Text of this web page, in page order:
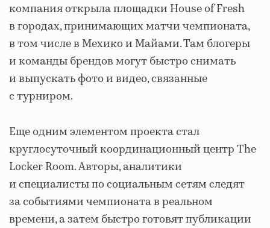
компания открыла площадки House of Fresh
в городах, принимающих матчи чемпионата,
в том числе в Мехико и Майами. Там блогеры
и команды брендов могут быстро снимать
и выпускать фото и видео, связанные
с турниром.
Еще одним элементом проекта стал
круглосуточный координационный центр The
Locker Room. Авторы, аналитики
и специалисты по социальным сетям следят
за событиями чемпионата в реальном
времени, а затем быстро готовят публикации